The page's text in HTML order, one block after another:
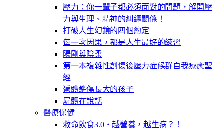
壓力：你一輩子都必須面對的問題，解開壓
力與生理、精神的糾纏關係！
打破人生幻鏡的四個約定
每一次因果，都是人生最好的練習
陽剛與陰柔
第一本複雜性創傷後壓力症候群自我療癒聖
經
遍體鱗傷長大的孩子
屍體在說話
醫療保健
救命飲食3.0‧越營養，越生病？！